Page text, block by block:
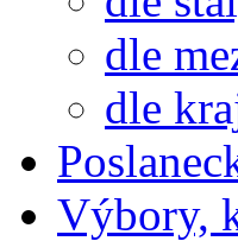
dle
dle
Výbory,